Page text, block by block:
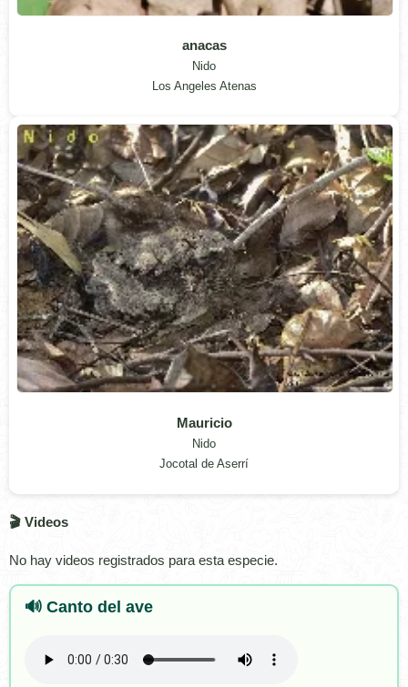
anacas
Nido
Los Angeles Atenas
Mauricio
Nido
Jocotal de Aserrí
🎬 Videos
No hay videos registrados para esta especie.
🔊 Canto del ave